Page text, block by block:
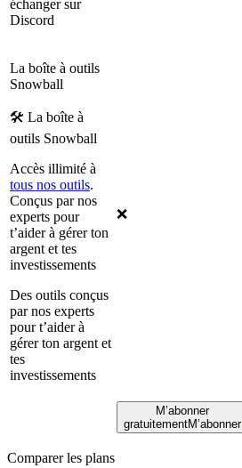
échanger sur
Discord
La boîte à outils
Snowball
🛠 La boîte à
outils Snowball
Accès illimité à
tous nos outils.
Conçus par nos
experts pour
t’aider à gérer ton
argent et tes
investissements
Des outils conçus
par nos experts
pour t’aider à
gérer ton argent et
tes
investissements
❌
M’abonner
gratuitementM’abonner
Comparer les plans